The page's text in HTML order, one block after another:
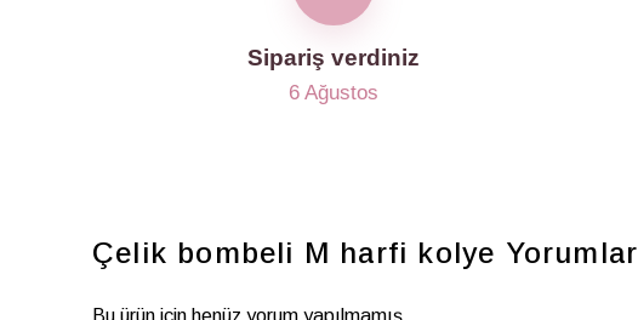
Sipariş verdiniz
6 Ağustos
Çelik bombeli M harfi kolye Yorumlar
Bu ürün için henüz yorum yapılmamış.